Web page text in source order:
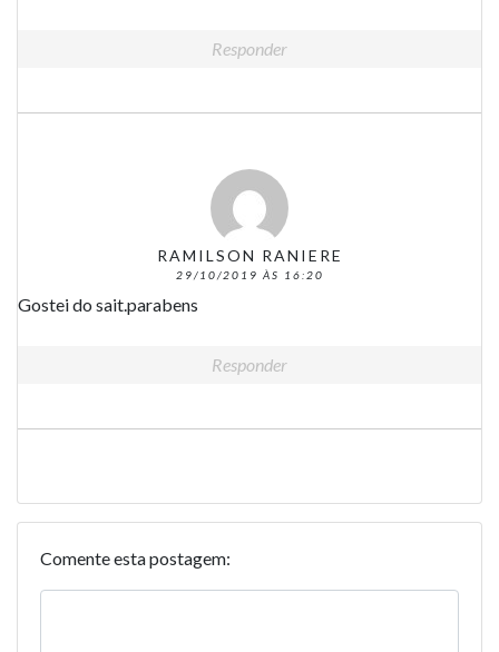
Responder
RAMILSON RANIERE
29/10/2019 ÀS 16:20
Gostei do sait.parabens
Responder
Comente esta postagem: